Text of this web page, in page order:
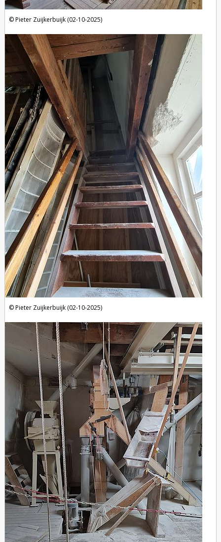
Pieter Zuijkerbuijk (02-10-2025)
Pieter Zuijkerbuijk (02-10-2025)